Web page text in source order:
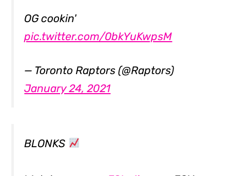
OG cookin'
pic.twitter.com/0bkYuKwpsM
— Toronto Raptors (@Raptors)
January 24, 2021
BLONKS